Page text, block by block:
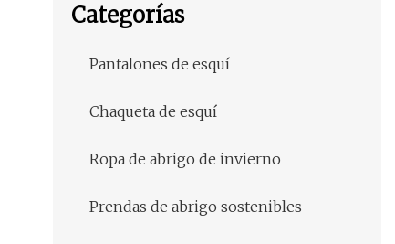
Categorías
Pantalones de esquí
Chaqueta de esquí
Ropa de abrigo de invierno
Prendas de abrigo sostenibles